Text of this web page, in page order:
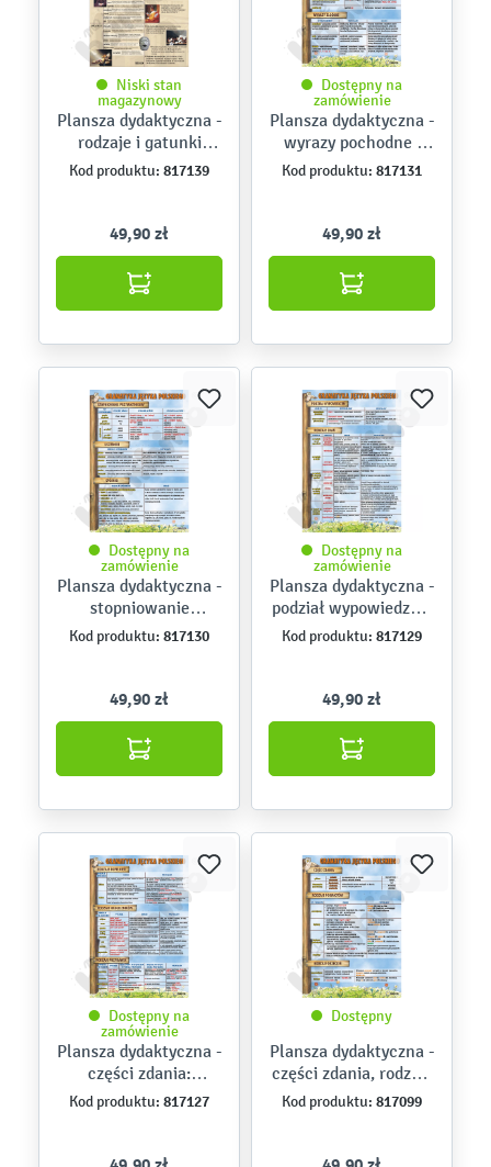
Niski stan
magazynowy
Plansza dydaktyczna -
rodzaje i gatunki
literackie
Kod produktu: 817139
49,90 zł
Dostępny na
zamówienie
Plansza dydaktyczna -
wyrazy pochodne i
złożone, rodzaje
formantów
Kod produktu: 817131
49,90 zł
Dostępny na
zamówienie
Plansza dydaktyczna -
stopniowanie
przymiotników,
liczebniki, spójniki
Kod produktu: 817130
49,90 zł
Dostępny na
zamówienie
Plansza dydaktyczna -
podział wypowiedzeń,
rodzaje zdań
Kod produktu: 817129
49,90 zł
Dostępny na
zamówienie
Plansza dydaktyczna -
części zdania:
dopełnienie,
okolicznik i
Kod produktu: 817127
Dostępny
Plansza dydaktyczna -
części zdania, rodzaje
podmiotów, rodzaje
Kod produktu: 817099